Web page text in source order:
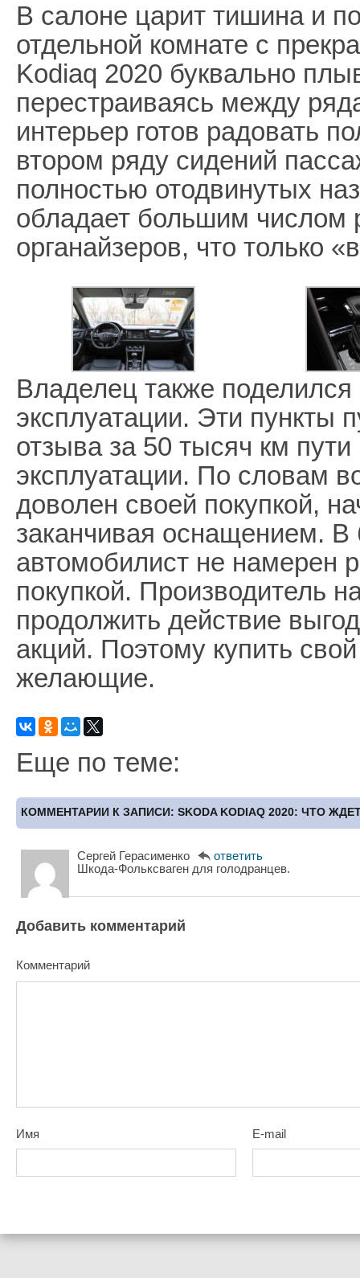
В салоне царит тишина и
отдельной комнате с
Kodiaq 2020 буквально
перестраиваясь между
интерьер готов радовать
втором ряду сидений
полностью отодвинутых
обладает большим числом
органайзеров, что только
Владелец также
эксплуатации. Эти пункты
отзыва за 50 тысяч км
эксплуатации. По словам
доволен своей покупкой,
заканчивая оснащением.
автомобилист не намерен
покупкой. Производитель
продолжить действие
акций. Поэтому купить
желающие.
Еще по теме:
КОММЕНТАРИИ К ЗАПИСИ: SKODA KODIAQ 2020: ЧТО
Сергей Герасименко
ответить
Шкода-Фольксваген для голодранцев.
Добавить комментарий
Комментарий
Имя E-mail